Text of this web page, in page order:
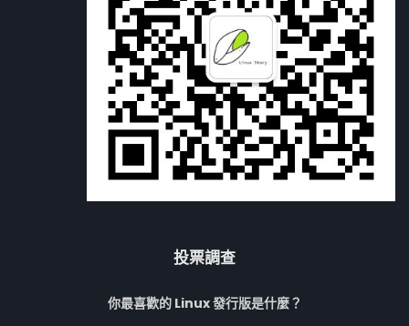
投票調查
你最喜歡的 Linux 發行版是什麼？